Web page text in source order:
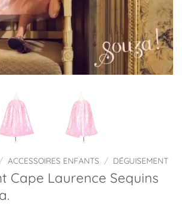
/ ACCESSOIRES ENFANTS / DÉGUISEMENT
Cape Laurence Sequins